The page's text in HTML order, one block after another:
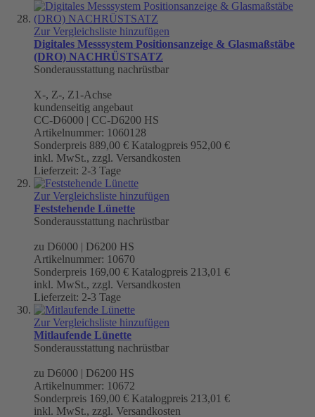
Zur Vergleichsliste hinzufügen
Digitales Messsystem Positionsanzeige & Glasmaßstäbe
(DRO) NACHRÜSTSATZ
Sonderausstattung nachrüstbar
X-, Z-, Z1-Achse
kundenseitig angebaut
CC-D6000 | CC-D6200 HS
Artikelnummer: 1060128
Sonderpreis 889,00 € Katalogpreis 952,00 €
inkl. MwSt., zzgl. Versandkosten
Lieferzeit: 2-3 Tage
Zur Vergleichsliste hinzufügen
Feststehende Lünette
Sonderausstattung nachrüstbar
zu D6000 | D6200 HS
Artikelnummer: 10670
Sonderpreis 169,00 € Katalogpreis 213,01 €
inkl. MwSt., zzgl. Versandkosten
Lieferzeit: 2-3 Tage
Zur Vergleichsliste hinzufügen
Mitlaufende Lünette
Sonderausstattung nachrüstbar
zu D6000 | D6200 HS
Artikelnummer: 10672
Sonderpreis 169,00 € Katalogpreis 213,01 €
inkl. MwSt., zzgl. Versandkosten